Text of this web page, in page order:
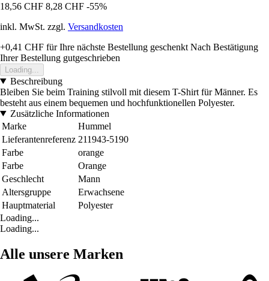
18,56 CHF 8,28 CHF -55%
inkl. MwSt. zzgl. Versandkosten
+0,41 CHF für Ihre nächste Bestellung geschenkt Nach Bestätigung
Ihrer Bestellung gutgeschrieben
Loading...
Beschreibung
Bleiben Sie beim Training stilvoll mit diesem T-Shirt für Männer. Es
besteht aus einem bequemen und hochfunktionellen Polyester.
Zusätzliche Informationen
Marke
Hummel
Lieferantenreferenz 211943-5190
Farbe
orange
Farbe
Orange
Geschlecht
Mann
Altersgruppe
Erwachsene
Hauptmaterial
Polyester
Loading...
Loading...
Alle unsere Marken